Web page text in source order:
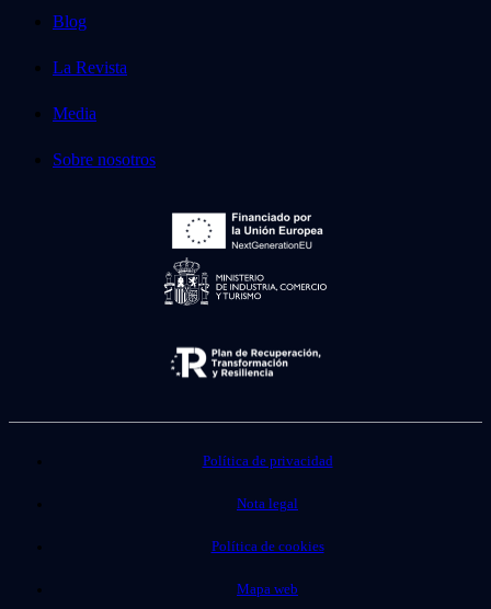
Blog
La Revista
Media
Sobre nosotros
Política de privacidad
Nota legal
Política de cookies
Mapa web